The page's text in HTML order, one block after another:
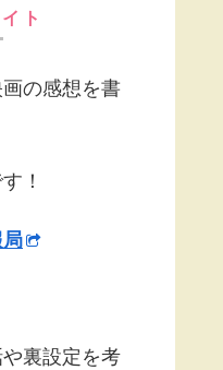
ト
の感想を書
！
裏設定を考